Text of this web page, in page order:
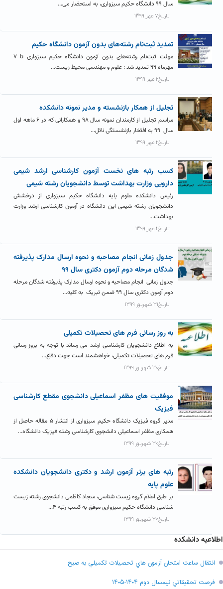
سال ۹۹ دانشگاه حکیم سبزواری، به استحضار می...
تاریخ۷ مهر ۱۳۹۹
تمدید ثبت‌نام رشته‌های بدون آزمون دانشگاه حکیم
مهلت ثبت‌نام رشته‌های بدون آزمون دانشگاه حکیم سبزواری تا ۷
مهرماه ۹۹ تمدید شد : علوم و مهندسی محیط زیست...
تاریخ۲ مهر ۱۳۹۹
تجلیل از همکار بازنشسته و مدیر نمونه دانشکده
مراسم تجلیل از کارمندان نمونه سال ۹۸ و همکارانی که در ۶ ماهه اول
سال ۹۹ به افتخار بازنشستگی نائل...
تاریخ۲ مهر ۱۳۹۹
کسب رتبه های نخست آزمون کارشناسی ارشد شیمی
دارویی وزارت بهداشت توسط دانشجویان رشته شیمی
رئیس دانشکده علوم پایه دانشگاه حکیم سبزواری از درخشش
دانشجویان رشته شیمی این دانشگاه در آزمون کارشناسی ارشد وزارت
بهداشت...
تاریخ۲ مهر ۱۳۹۹
جدول زمانی انجام مصاحبه و نحوه ارسال مدارک پذیرفته
شدگان مرحله دوم آزمون دکتری سال ۹۹
جدول زمانی انجام مصاحبه و نحوه ارسال مدارک پذیرفته شدگان مرحله
دوم آزمون دکتری سال ۹۹ ضمن تبریک به کلیه...
تاریخ۳۱ شهریور ۱۳۹۹
به روز رسانی فرم های تحصیلات تکمیلی
به اطلاع دانشجویان کارشناسی ارشد می رساند با توجه به بروز رسانی
فرم های تحصیلات تکمیلی، خواهشمند است جهت دفاع...
تاریخ۳۰ شهریور ۱۳۹۹
موفقیت های مظفر اسماعیلی دانشجوی مقطع کارشناسی
فیزیک
مدیر گروه فیزیک دانشگاه حکیم سبزواری از انتشار ۵ مقاله حاصل از
همکاری مظفر اسماعیلی دانشجوی کارشناسی رشته فیزیک دانشگاه...
تاریخ۳۰ شهریور ۱۳۹۹
رتبه های برتر آزمون ارشد و دکتری دانشجویان دانشکده
علوم پایه
بر طبق اعلام گروه زیست شناسی، سجاد کاظمی دانشجوی رشته زیست
شناسی دانشگاه حکیم سبزواری موفق به کسب رتبه ۴...
تاریخ۳۰ شهریور ۱۳۹۹
اطلاعیه دانشکده
انتقال ساعت امتحان آزمون هاي تحصيلات تکميلي به صبح
فرصت تحقيقاتي نیمسال دوم ۱۴۰۴-۱۴۰۵